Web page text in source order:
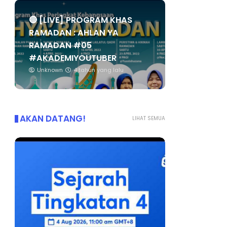
🔴 [LIVE] PROGRAM KHAS
RAMADAN : AHLAN YA
RAMADAN #05
#AKADEMIYOUTUBER
Unknown 4 tahun yang lalu
LIHAT SEMUA
AKAN DATANG!